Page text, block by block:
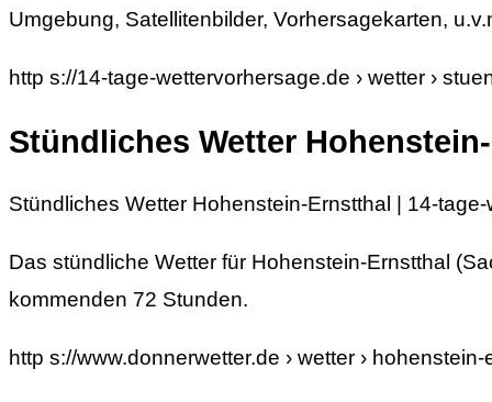
Umgebung, Satellitenbilder, Vorhersagekarten,
http s://14-tage-wettervorhersage.de › wetter ›
Stündliches Wetter
Stündliches Wetter Hohenstein-Ernstthal | 14-
Das stündliche Wetter für Hohenstein-Ernstthal
kommenden 72 Stunden.
http s://www.donnerwetter.de › wetter ›